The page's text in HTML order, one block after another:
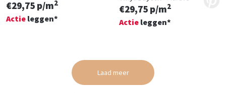
€29,75 p/m2
Actie leggen*
€29,75 p/m2
Actie leggen*
Laad meer